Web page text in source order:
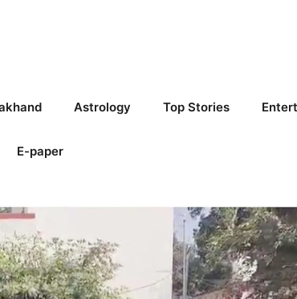
Astrology Top Stories
E-paper